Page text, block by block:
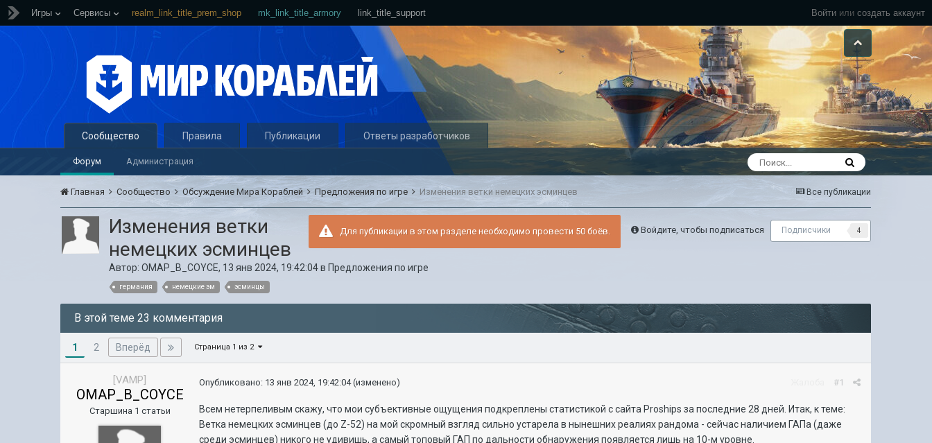
Войти или создать аккаунт
Игры Сервисы realm_link_title_prem_shop mk_link_title_armory link_title_support
Сообщество
Форум Администрация
Правила Публикации Ответы разработчиков
Все публикации
Главная Сообщество Обсуждение Мира Кораблей Предложения по игре Изменения ветки немецких эсминцев
Войдите, чтобы подписаться Подписчики 4
Для публикации в этом разделе необходимо провести 50 боёв.
Изменения ветки
немецких эсминцев
Автор:OMAP_B_COYCE, 13 янв 2024, 19:42:04в Предложения по игре
германия немецкие эм эсминцы
В этой теме 23 комментария
1 2 Вперёд Страница 1 из 2
[VAMP]
OMAP_B_COYCE
Старшина 1 статьи
#1
Опубликовано: 13 янв 2024, 19:42:04 (изменено)
Всем нетерпеливым скажу, что мои субъективные ощущения подкреплены статистикой с сайта Proships за последние 28 дней. Итак, к теме:
Ветка немецких эсминцев (до Z-52) на мой скромный взгляд сильно устарела в нынешних реалиях рандома - сейчас наличием ГАПа (даже
среди эсминцев) никого не удивишь, а самый топовый ГАП по дальности обнаружения появляется лишь на 10-м уровне.